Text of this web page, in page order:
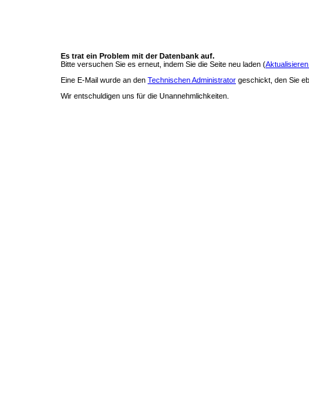
Es trat ein Problem mit der Datenbank auf.
Bitte versuchen Sie es erneut, indem Sie die Seite neu laden (
Eine E-Mail wurde an den Technischen Administrator geschickt, den Sie
Wir entschuldigen uns für die Unannehmlichkeiten.